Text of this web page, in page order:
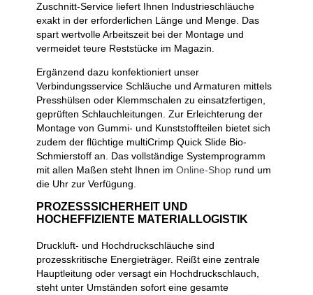
Zuschnitt-Service liefert Ihnen Industrieschläuche
exakt in der erforderlichen Länge und Menge. Das
spart wertvolle Arbeitszeit bei der Montage und
vermeidet teure Reststücke im Magazin.
Ergänzend dazu konfektioniert unser
Verbindungsservice Schläuche und Armaturen mittels
Presshülsen oder Klemmschalen zu einsatzfertigen,
geprüften Schlauchleitungen. Zur Erleichterung der
Montage von Gummi- und Kunststoffteilen bietet sich
zudem der flüchtige multiCrimp Quick Slide Bio-
Schmierstoff an. Das vollständige Systemprogramm
mit allen Maßen steht Ihnen im Online-Shop rund um
die Uhr zur Verfügung.
PROZESSSICHERHEIT UND
HOCHEFFIZIENTE MATERIALLOGISTIK
Druckluft- und Hochdruckschläuche sind
prozesskritische Energieträger. Reißt eine zentrale
Hauptleitung oder versagt ein Hochdruckschlauch,
steht unter Umständen sofort eine gesamte